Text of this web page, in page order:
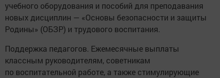
учебного оборудования и пособий для преподавания
новых дисциплин — «Основы безопасности и защиты
Родины» (ОБЗР) и трудового воспитания.
Поддержка педагогов. Ежемесячные выплаты
классным руководителям, советникам
по воспитательной работе, а также стимулирующие